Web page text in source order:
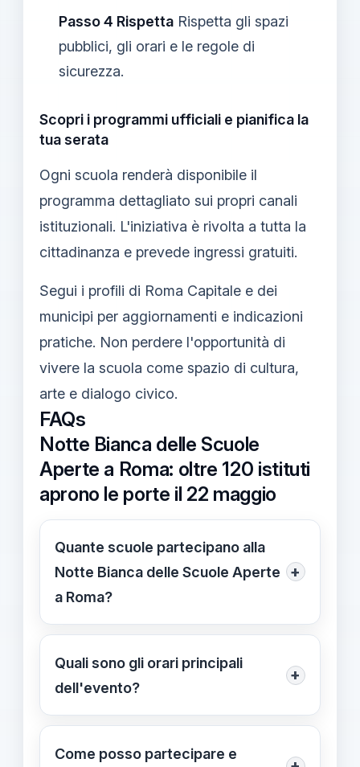
Passo 4 Rispetta Rispetta gli spazi
pubblici, gli orari e le regole di
sicurezza.
Scopri i programmi ufficiali e pianifica la
tua serata
Ogni scuola renderà disponibile il
programma dettagliato sui propri canali
istituzionali. L'iniziativa è rivolta a tutta la
cittadinanza e prevede ingressi gratuiti.
Segui i profili di Roma Capitale e dei
municipi per aggiornamenti e indicazioni
pratiche. Non perdere l'opportunità di
vivere la scuola come spazio di cultura,
arte e dialogo civico.
FAQs
Notte Bianca delle Scuole
Aperte a Roma: oltre 120 istituti
aprono le porte il 22 maggio
Quante scuole partecipano alla
Notte Bianca delle Scuole Aperte
a Roma?
+
Oltre 120 istituti partecipano,
distribuiti tra centro storico e periferie.
L'ingresso è gratuito e l'iniziativa è
Quali sono gli orari principali
dell'evento?
+
Orario: dalle 18:00 alle 00:00. I
programmi delle attività sono
Come posso partecipare e